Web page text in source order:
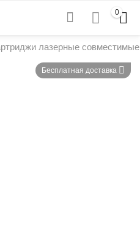
0
лазерные
Бесплатная доставка